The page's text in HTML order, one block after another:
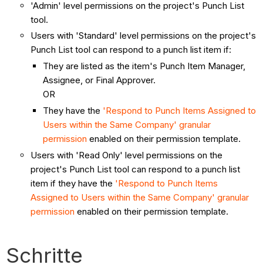
'Admin' level permissions on the project's Punch List
tool.
Users with 'Standard' level permissions on the project's
Punch List tool can respond to a punch list item if:
They are listed as the item's Punch Item Manager,
Assignee, or Final Approver.
OR
They have the 'Respond to Punch Items Assigned to
Users within the Same Company' granular
permission enabled on their permission template.
Users with 'Read Only' level permissions on the
project's Punch List tool can respond to a punch list
item if they have the 'Respond to Punch Items
Assigned to Users within the Same Company' granular
permission enabled on their permission template.
Schritte